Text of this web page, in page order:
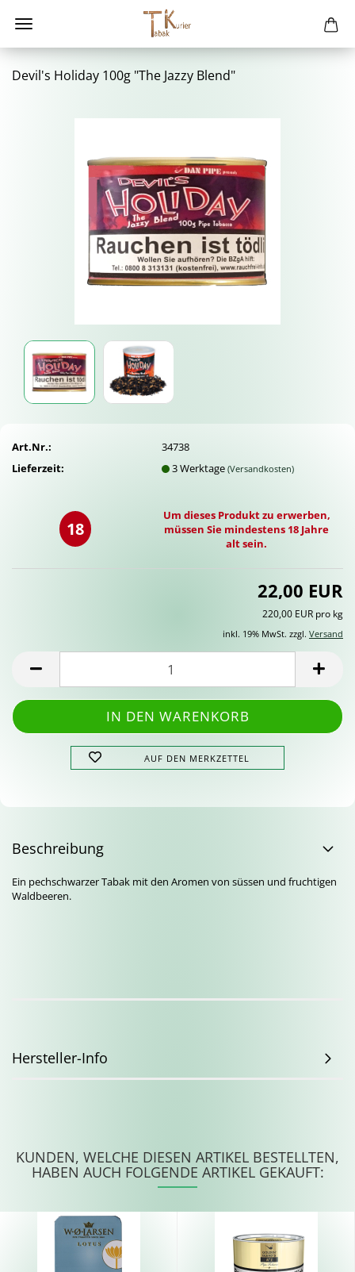
Devil's Ho­li­day 100g "The Jazzy Blend"
Art.Nr.:
34738
Lieferzeit:
3 Werktage(Versandkosten)
18
Um dieses Produkt zu erwerben,
müssen Sie mindestens 18 Jahre
alt sein.
22,00 EUR
220,00 EUR pro kg
inkl. 19% MwSt. zzgl. Versand
AUF DEN MERKZETTEL
Beschreibung
Ein pechschwarzer Tabak mit den Aromen von süssen und fruchtigen
Waldbeeren.
Hersteller-Info
KUNDEN, WELCHE DIESEN ARTIKEL BESTELLTEN,
HABEN AUCH FOLGENDE ARTIKEL GEKAUFT: